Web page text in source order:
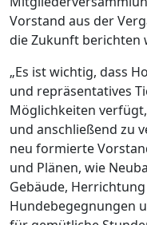
Vorstand aus der
die Zukunft berichten
„Es ist wichtig, dass
und repräsentatives
Möglichkeiten
und anschließend zu
neu formierte
und Plänen, wie
Gebäude,
Hundebegegnungen